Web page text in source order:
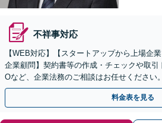
不祥事対応
【WEB対応】【スタートアップから上場企
企業顧問】契約書等の作成・チェックや取
Oなど、企業法務のご相談はお任せください
確に対応を進めてまいります。
料金表を見る